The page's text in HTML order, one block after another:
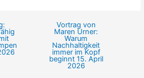
Vortrag von
Maren Urner:
Warum
Nachhaltigkeit
immer im Kopf
beginnt 15. April
2026